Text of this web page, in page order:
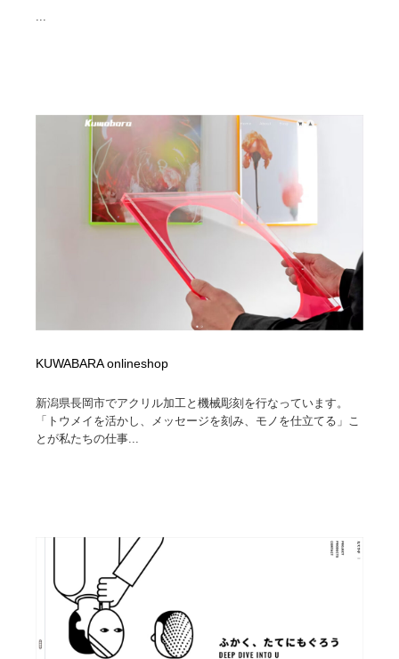
KUWABARA onlineshop
新潟県長岡市でアクリル加工と機械彫刻を行なっています。
「トウメイを活かし、メッセージを刻み、モノを仕立てる」こ
とが私たちの仕事...